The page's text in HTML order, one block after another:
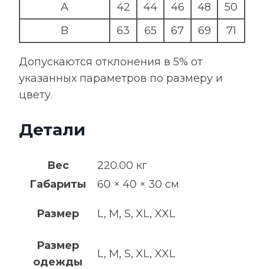
A
42 44 46 48
50
B
63 65 67 69 71
Допускаются отклонения в 5% от
указанных параметров по размеру и
цвету.
Детали
Вес
220.00 кг
Габариты
60 × 40 × 30 см
Размер L, M, S, XL, XXL
Размер
одежды
L, M, S, XL, XXL